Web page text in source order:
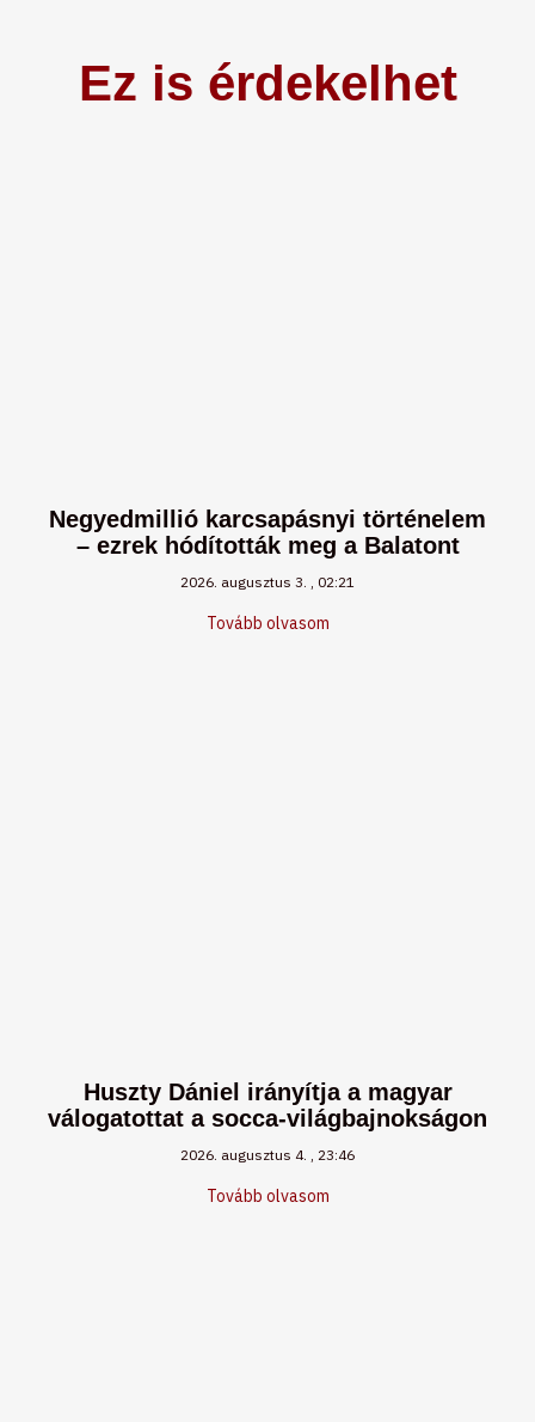
Ez is érdekelhet
Negyedmillió karcsapásnyi történelem
– ezrek hódították meg a Balatont
2026. augusztus 3. 02:21
Tovább olvasom
Huszty Dániel irányítja a magyar
válogatottat a socca-világbajnokságon
2026. augusztus 4. 23:46
Tovább olvasom